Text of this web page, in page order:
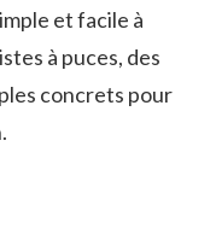
et facile à
à puces, des‍
concrets pour​